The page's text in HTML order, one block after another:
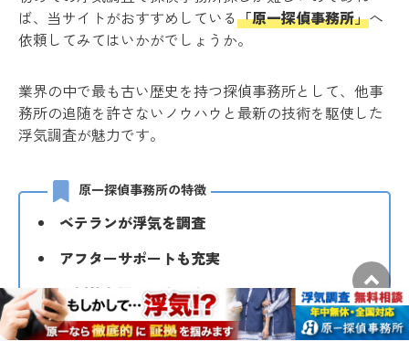
ば、当サイトがおすすめしている「原一探偵事務所」へ
依頼してみてはいかがでしょうか。
業界の中で最も古い歴史を持つ探偵事務所として、他事
務所の追随を許さないノウハウと最新の技術を駆使した
浮気調査が魅力です。
原一探偵事務所の特徴
ベテランが浮気を調査
アフターサポートも充実
圧倒的な調査ノウハウ
一律の料金プランで安心